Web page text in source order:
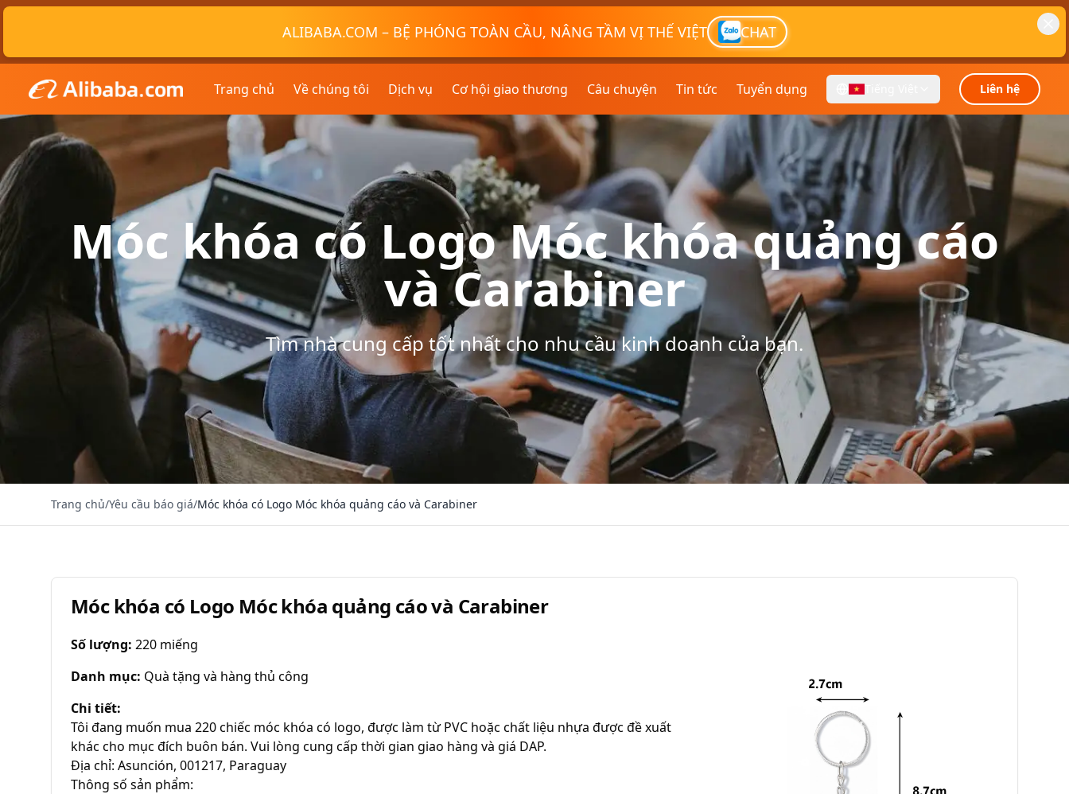
ALIBABA.COM – BỆ PHÓNG TOÀN CẦU, NÂNG TẦM VỊ THẾ VIỆT CHAT
Trang chủ Về chúng tôi Dịch vụ Cơ hội giao thương Câu chuyện Tin tức Tuyển dụng Liên hệ
Móc khóa có Logo Móc khóa quảng cáo
và Carabiner
Tìm nhà cung cấp tốt nhất cho nhu cầu kinh doanh của bạn.
Trang chủ/Yêu cầu báo giá/Móc khóa có Logo Móc khóa quảng cáo và Carabiner
Móc khóa có Logo Móc khóa quảng cáo và Carabiner
Số lượng: 220 miếng
Danh mục: Quà tặng và hàng thủ công
Chi tiết:
Tôi đang muốn mua 220 chiếc móc khóa có logo, được làm từ PVC hoặc chất liệu nhựa được đề xuất
khác cho mục đích buôn bán. Vui lòng cung cấp thời gian giao hàng và giá DAP.
Địa chỉ: Asunción, 001217, Paraguay
Thông số sản phẩm: